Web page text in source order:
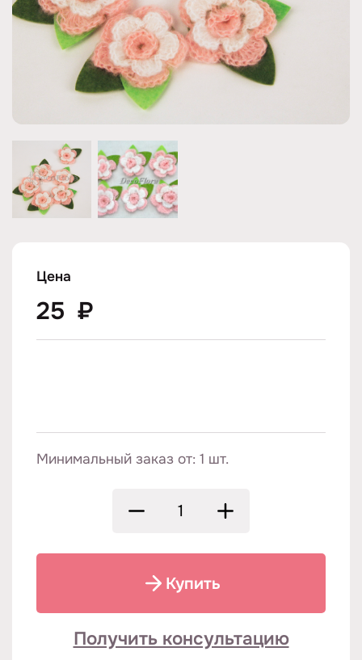
Цена
25 ₽
Минимальный заказ от: 1 шт.
Купить
Получить консультацию